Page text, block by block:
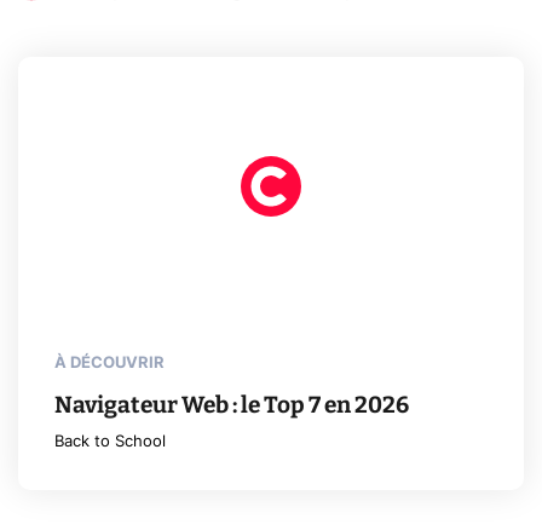
À DÉCOUVRIR
Navigateur Web : le Top 7 en 2026
Back to School